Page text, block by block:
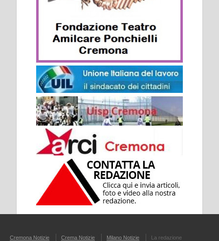
Cremona Notizie Crema Notizie Milano Notizie
La redazione